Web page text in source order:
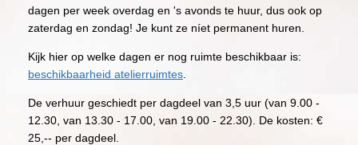
dagen per week overdag en 's avonds te huur, dus ook op
zaterdag en zondag! Je kunt ze níet permanent huren.
Kijk hier op welke dagen er nog ruimte beschikbaar is:
beschikbaarheid atelierruimtes
De verhuur geschiedt per dagdeel van 3,5 uur (van 9.00 -
12.30, van 13.30 - 17.00, van 19.00 - 22.30). De kosten: €
25,-- per dagdeel.